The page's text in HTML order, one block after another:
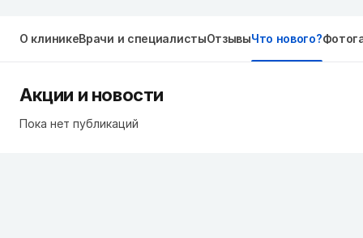
О клиникеВрачи и специалистыОтзывыЧто нового?
Акции и новости
Пока нет публикаций